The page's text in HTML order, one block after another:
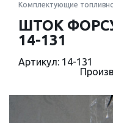
Комплектующие
ШТОК
14-131
Артикул: 14-131